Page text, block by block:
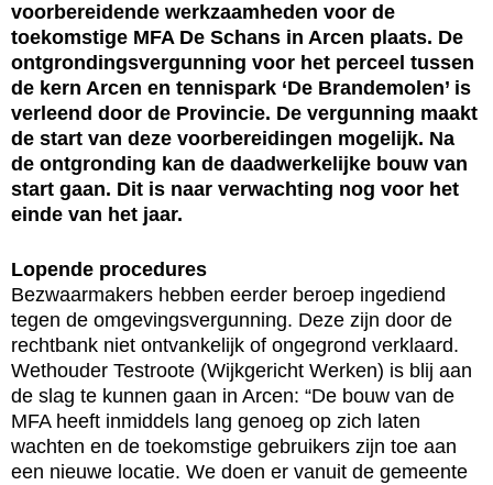
voorbereidende werkzaamheden voor de
toekomstige MFA De Schans in Arcen plaats. De
ontgrondingsvergunning voor het perceel tussen
de kern Arcen en tennispark ‘De Brandemolen’ is
verleend door de Provincie. De vergunning maakt
de start van deze voorbereidingen mogelijk. Na
de ontgronding kan de daadwerkelijke bouw van
start gaan. Dit is naar verwachting nog voor het
einde van het jaar.
Lopende procedures
Bezwaarmakers hebben eerder beroep ingediend
tegen de omgevingsvergunning. Deze zijn door de
rechtbank niet ontvankelijk of ongegrond verklaard.
Wethouder Testroote (Wijkgericht Werken) is blij aan
de slag te kunnen gaan in Arcen: “De bouw van de
MFA heeft inmiddels lang genoeg op zich laten
wachten en de toekomstige gebruikers zijn toe aan
een nieuwe locatie. We doen er vanuit de gemeente